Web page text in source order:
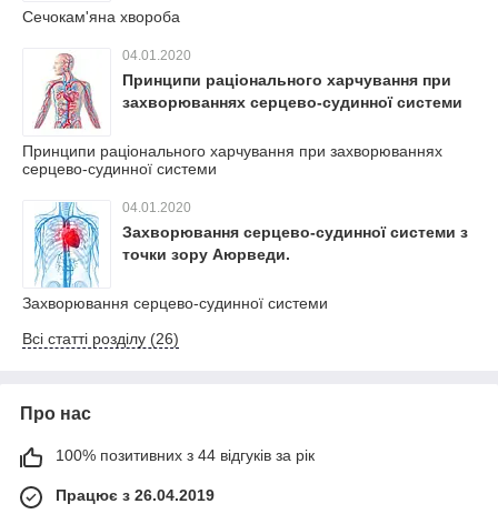
Сечокам'яна хвороба
04.01.2020
Принципи раціонального харчування при
захворюваннях серцево-судинної системи
Принципи раціонального харчування при захворюваннях
серцево-судинної системи
04.01.2020
Захворювання серцево-судинної системи з
точки зору Аюрведи.
Захворювання серцево-судинної системи
Всі статті розділу (26)
Про нас
100% позитивних з 44 відгуків за рік
Працює з 26.04.2019